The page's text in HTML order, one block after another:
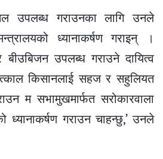
उपलब्ध गराउनका लागि उनले
ध्यानाकर्षण गराइन् ।
उपलब्ध गराउने दायित्व
किसानलाई सहज र सहुलियत
म सभामुखमार्फत सरोकारवाला
ध्यानाकर्षण गराउन चाहन्छु,’ उनले